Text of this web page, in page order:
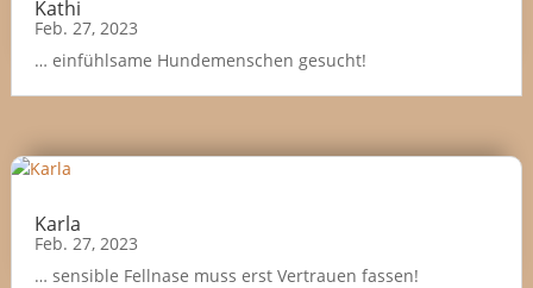
Kathi
Feb. 27, 2023
… einfühlsame Hundemenschen gesucht!
Karla
Feb. 27, 2023
… sensible Fellnase muss erst Vertrauen fassen!